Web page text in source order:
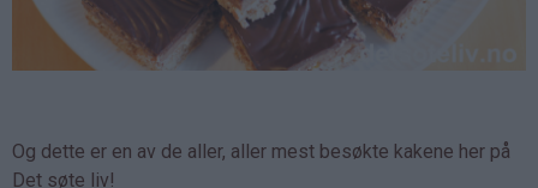
Og dette er en av de aller, aller mest besøkte kakene her på
Det søte liv!